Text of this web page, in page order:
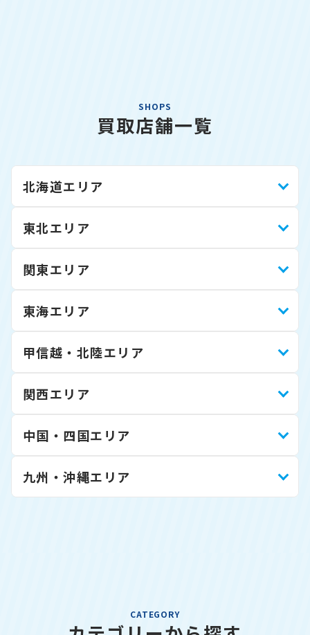
SHOPS
買取店舗一覧
北海道エリア
東北エリア
関東エリア
東海エリア
甲信越・北陸エリア
関西エリア
中国・四国エリア
九州・沖縄エリア
CATEGORY